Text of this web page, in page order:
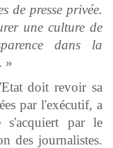
de presse privée.
une culture de
dans la
»
doit revoir sa
par l'exécutif, a
s'acquiert par le
des journalistes.